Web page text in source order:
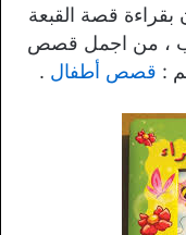
الآن بقراءة قصة القبعة
، من اجمل قصص
: قصص أطفال .